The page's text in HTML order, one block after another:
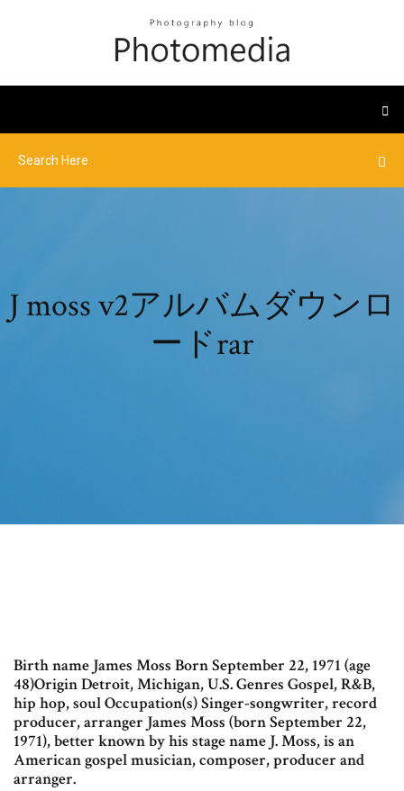
J moss v2アルバムダウンロ
ードrar
Birth name James Moss Born September 22, 1971 (age
48)Origin Detroit, Michigan, U.S. Genres Gospel, R&B,
hip hop, soul Occupation(s) Singer-songwriter, record
producer, arranger James Moss (born September 22,
1971), better known by his stage name J. Moss, is an
American gospel musician, composer, producer and
arranger.